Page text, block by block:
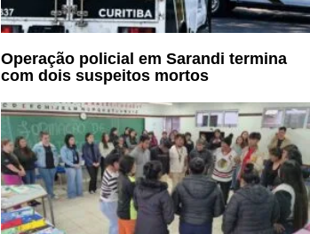
Operação policial em Sarandi termina
com dois suspeitos mortos